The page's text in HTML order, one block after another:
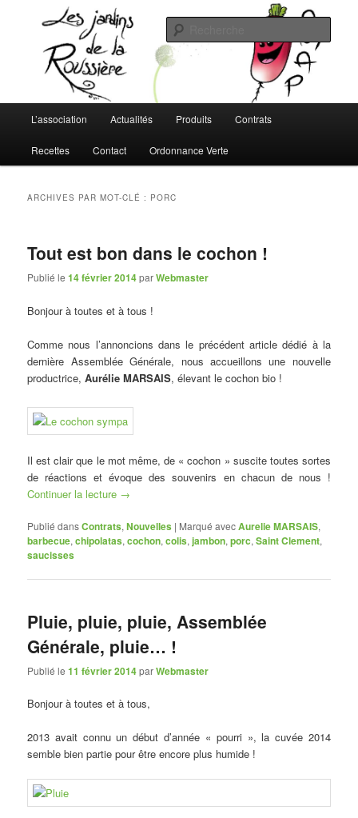
secondaireLes Jardins de la Roussière
L'AMAP de Montreuil-Juigné !
principal
L’association Actualités Produits Contrats
Recettes Contact Ordonnance Verte
ARCHIVES PAR MOT-CLÉ : PORC
Tout est bon dans le cochon !
Publié le14 février 2014parWebmaster
Bonjour à toutes et à tous !
Comme nous l’annoncions dans le précédent article dédié à la
dernière Assemblée Générale, nous accueillons une nouvelle
productrice,Aurélie MARSAIS, élevant le cochon bio !
Il est clair que le mot même, de « cochon » suscite toutes sortes
de réactions et évoque des souvenirs en chacun de nous !
Continuer la lecture →
Publié dansContrats,Nouvelles | Marqué avecAurelie MARSAIS,
barbecue,chipolatas,cochon,colis,jambon,porc,Saint Clement,
saucisses
Pluie, pluie, pluie, Assemblée
Générale, pluie… !
Publié le11 février 2014parWebmaster
Bonjour à toutes et à tous,
2013 avait connu un début d’année « pourri », la cuvée 2014
semble bien partie pour être encore plus humide !